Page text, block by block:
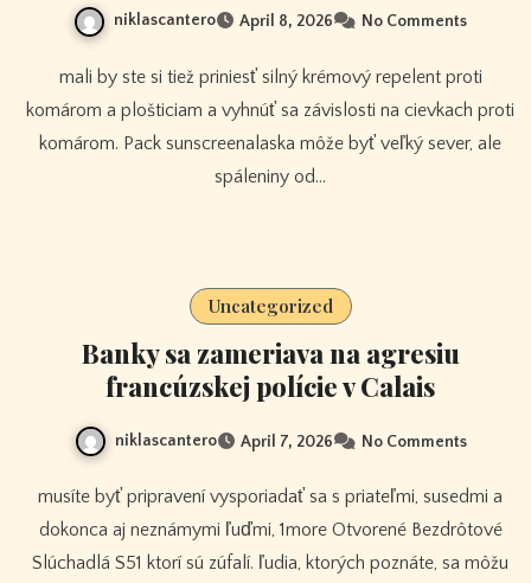
niklascantero April 8, 2026 No Comments
mali by ste si tiež priniesť silný krémový repelent proti
komárom a plošticiam a vyhnúť sa závislosti na cievkach proti
komárom. Pack sunscreenalaska môže byť veľký sever, ale
spáleniny od…
Uncategorized
Banky sa zameriava na agresiu
francúzskej polície v Calais
niklascantero April 7, 2026 No Comments
musíte byť pripravení vysporiadať sa s priateľmi, susedmi a
dokonca aj neznámymi ľuďmi, 1more Otvorené Bezdrôtové
Slúchadlá S51 ktorí sú zúfalí. ľudia, ktorých poznáte, sa môžu